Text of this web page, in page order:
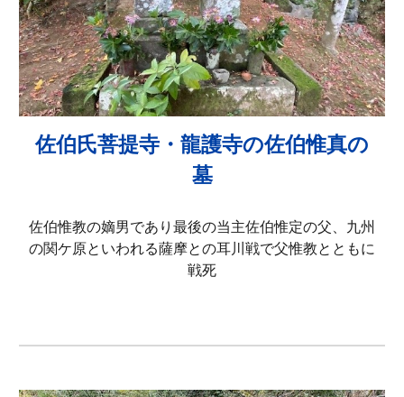
佐伯氏菩提寺・龍護寺の佐伯惟真の
墓
佐伯惟教の嫡男であり最後の当主佐伯惟定の父、九州
の関ケ原といわれる薩摩との耳川戦で父惟教とともに
戦死